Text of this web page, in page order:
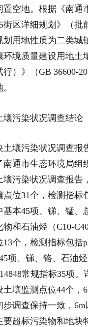
置空地。根据《南通
街区详细规划》（批
划用地性质为二类城
环境质量建设用地土
行）》（GB 36600-
壤污染状况调查结论
土壤污染状况调查报
南通市生态环境局组
壤污染状况调查报告
点位31个，检测指标
基本45项、锑、锰、
物和石油烃（C10-
13个，检测指标包括
项、锑、铬、石油烃
常规指标35项。
土壤监测点位44个，
调查保持一致， 6m
要超标污染物和地块